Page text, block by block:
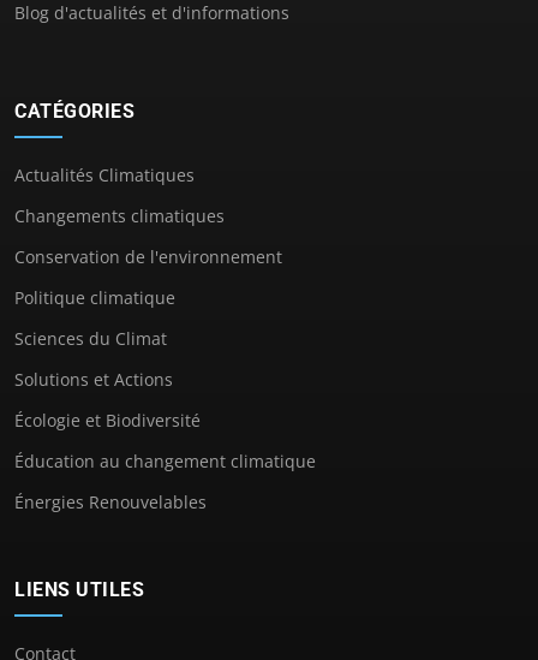
Blog d'actualités et d'informations
CATÉGORIES
Actualités Climatiques
Changements climatiques
Conservation de l'environnement
Politique climatique
Sciences du Climat
Solutions et Actions
Écologie et Biodiversité
Éducation au changement climatique
Énergies Renouvelables
LIENS UTILES
Contact